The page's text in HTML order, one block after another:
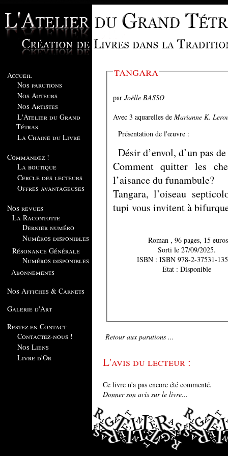
Accueil
Nos parutions
Nos Auteurs
Nos Artistes
L'Atelier du Grand
Tétras
La Chaine du Livre
Commandez !
La boutique
Cercle des lecteurs
Offres avantageuses
Nos revues
La Racontotte
Dernier numéro
Numéros disponibles
Résonance Générale
Numéros disponibles
Abonnements
Nos Affiches & Carnets
Galerie d'Art
Restez en Contact
Contactez-nous !
Nos Liens
Livre d'Or
tangara
par Joëlle BASSO
Avec 3 aquarelles de Marianne K.
Présentation de l'œuvre :
Désir d’envol, d’un pas
Comment quitter les
l’aisance du funambule?
Tangara, l’oiseau
tupi vous invitent à
Roman , 96 pages, 15
Sorti le 27/09/2025.
ISBN : ISBN 978-2-37531-
Etat : Disponible
Retour aux parutions ...
L'avis du lecteur :
Ce livre n'a pas encore été commenté.
Donner son avis sur le livre...